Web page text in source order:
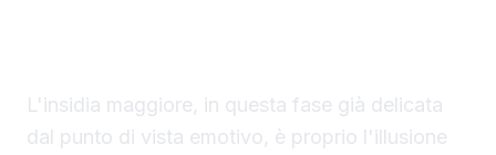
L'insidia maggiore, in questa fase già delicata
dal punto di vista emotivo, è proprio l'illusione